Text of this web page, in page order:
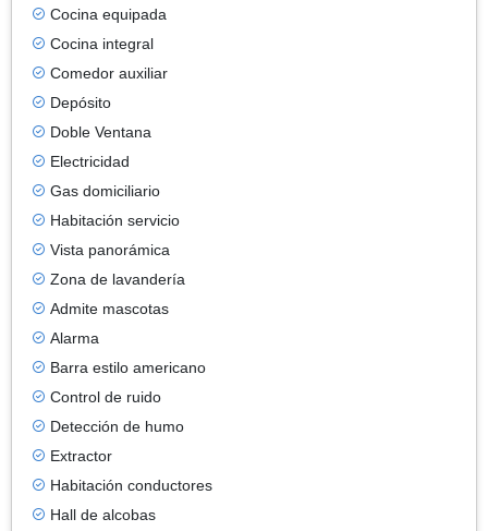
Cocina equipada
Cocina integral
Comedor auxiliar
Depósito
Doble Ventana
Electricidad
Gas domiciliario
Habitación servicio
Vista panorámica
Zona de lavandería
Admite mascotas
Alarma
Barra estilo americano
Control de ruido
Detección de humo
Extractor
Habitación conductores
Hall de alcobas